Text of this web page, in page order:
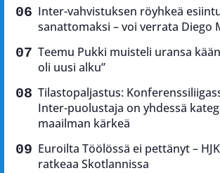
Inter-vahvistuksen röyhkeä
sanattomaksi – voi verrata Diego
Teemu Pukki muisteli uransa
oli uusi alku”
Tilastopaljastus:
Inter-puolustaja on yhdessä
maailman kärkeä
Euroilta Töölössä ei pettänyt –
ratkeaa Skotlannissa